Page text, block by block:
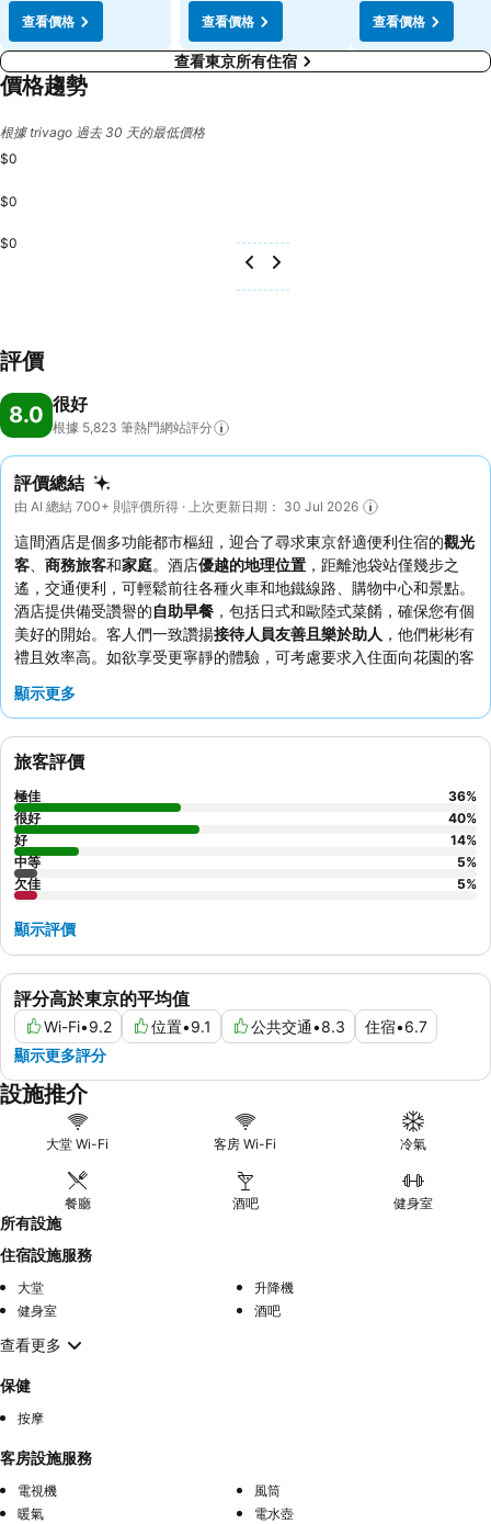
查看價格
查看價格
查看價格
查看東京所有住宿
價格趨勢
根據 trivago 過去 30 天的最低價格
$0
$0
$0
評價
8.0 很好
根據 5,823 筆熱門網站評分
評價總結
由 AI 總結 700+ 則評價所得 · 上次更新日期： 30 Jul 2026
這間酒店是個多功能都市樞紐，迎合了尋求東京舒適便利住宿的觀光
客
商務旅客和家庭。酒店優越的地理位置 ，距離池袋站僅幾步之
遙，交通便利，可輕鬆前往各種火車和地鐵線路、購物中心和景點。
酒店提供備受讚譽的自助早餐 ，包括日式和歐陸式菜餚，確保您有個
美好的開始。客人們一致讚揚接待人員友善且樂於助人 ，他們彬彬有
禮且效率高。如欲享受更寧靜的體驗，可考慮要求入住面向花園的客
顯示更多
評分高於東京的平均值
Wi-Fi•9.2 位置•9.1 公共交通•8.3 住宿•6.7
顯示更多評分
旅客評價
極佳 36%
很好
40%
好
14%
中等
5%
欠佳
5%
顯示評價
設施推介
大堂 Wi-Fi 客房 Wi-Fi 冷氣
餐廳 酒吧 健身室
所有設施
住宿設施服務
大堂
升降機
健身室
酒吧
查看更多
保健
按摩
客房設施服務
電視機
風筒
暖氣
電水壺